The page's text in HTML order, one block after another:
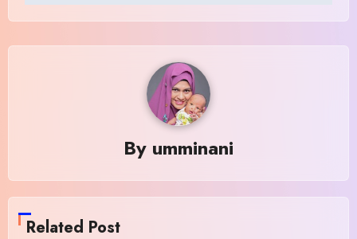
By umminani
Related Post